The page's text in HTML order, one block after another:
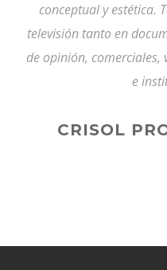
conceptual y estética.
televisión tanto en
de opinión, comerciales,
e
CRISOL